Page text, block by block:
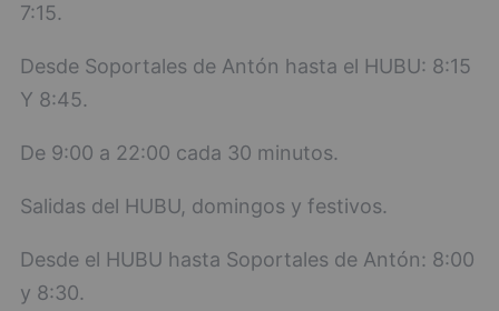
7:15.
Desde Soportales de Antón hasta el HUBU: 8:15
Y 8:45.
De 9:00 a 22:00 cada 30 minutos.
Salidas del HUBU, domingos y festivos.
Desde el HUBU hasta Soportales de Antón: 8:00
y 8:30.